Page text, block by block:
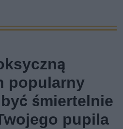
popularny
śmiertelnie
pupila